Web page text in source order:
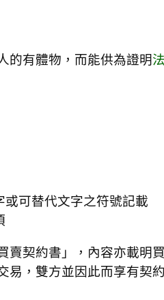
的有體物，而能供為證明
可替代文字之符號記載
賣契約書」，內容亦載明
易，雙方並因此而享有契